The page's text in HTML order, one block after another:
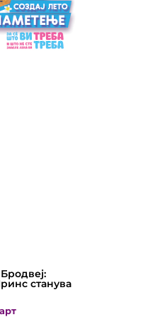
станува